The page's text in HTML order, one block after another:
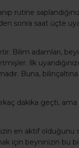
rutine
sonra saat üçte
Bilim adamları,
İlk
Buna, bilinçaltına
dakika geçti, ama
en aktif olduğunu
için beyninizin bu